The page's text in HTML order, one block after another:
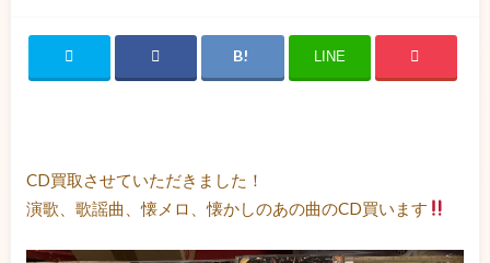
LINE
CD買取させていただきました！
演歌、歌謡曲、懐メロ、懐かしのあの曲のCD買います